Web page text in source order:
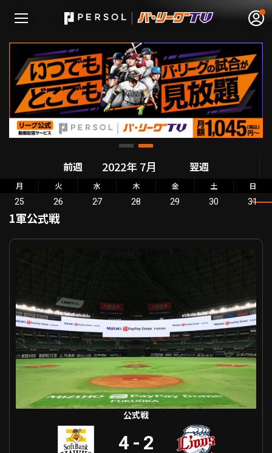
無料アカウント登録 ログイン
HOME
日程･結果
順位表･成績
ファーム中地区
ファーム西地区
交流戦
北海道日本ハムファイターズ
東北楽天ゴールデンイーグルス
埼玉西武ライオンズ
千葉ロッテマリーンズ
オリックス・バファローズ
福岡ソフトバンクホークス
設定
前週 翌週
月 火 水 木 金 土 日
25 26 27 28 29 30 31
1軍公式戦
公式戦 福岡ソフトバンク VS 埼玉西武
公式戦
4 - 2